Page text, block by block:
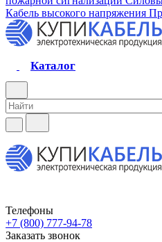
Кабель высокого напряжения
Каталог
Телефоны
+7 (800) 777-94-78
Заказать звонок